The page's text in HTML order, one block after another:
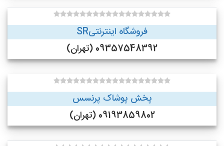
فروشگاه اینترنتیSR
09357548392 (تهران)
پخش پوشاک پرنسس
09193859802 (تهران)